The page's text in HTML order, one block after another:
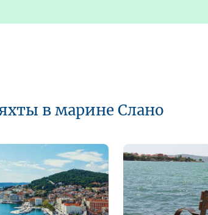
в марине Слано